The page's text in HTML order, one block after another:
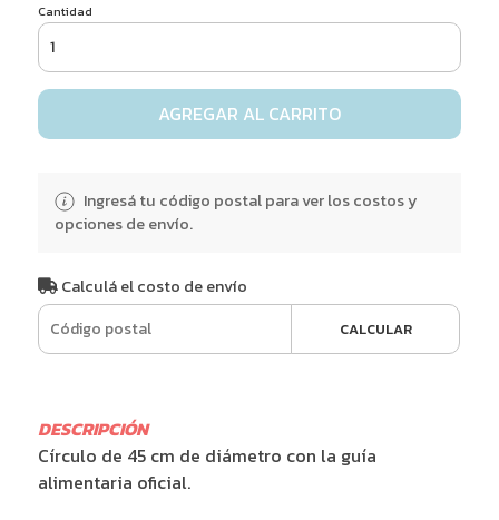
Cantidad
AGREGAR AL CARRITO
Ingresá tu código postal para ver los costos y
opciones de envío.
Calculá el costo de envío
CALCULAR
DESCRIPCIÓN
Círculo de 45 cm de diámetro con la guía
alimentaria oficial.